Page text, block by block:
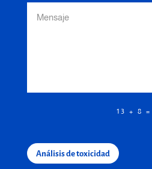
13 + 8 =
Análisis de toxicidad